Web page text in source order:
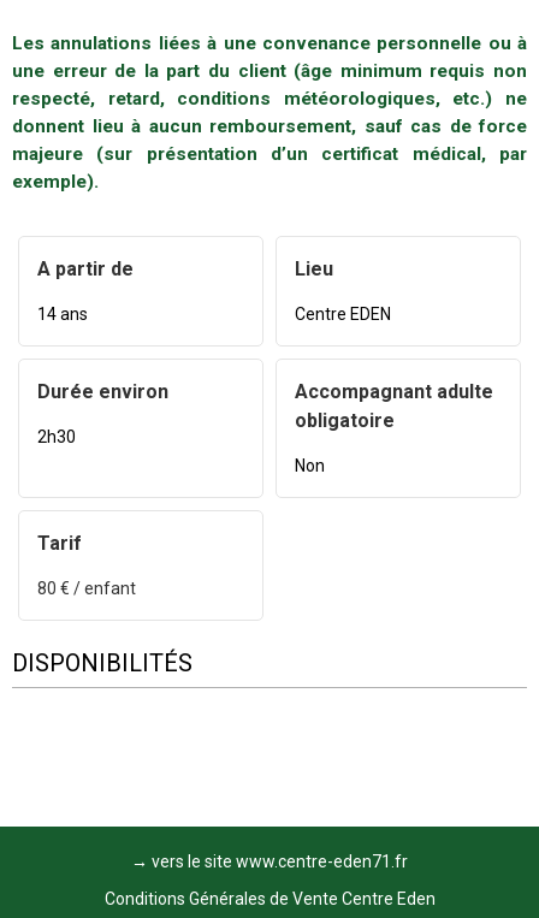
Les annulations liées à une convenance personnelle ou à
une erreur de la part du client (âge minimum requis non
respecté, retard, conditions météorologiques, etc.) ne
donnent lieu à aucun remboursement, sauf cas de force
majeure (sur présentation d’un certificat médical, par
exemple).
A partir de
14 ans
Lieu
Centre EDEN
Durée environ
2h30
Accompagnant adulte
obligatoire
Non
Tarif
80 € / enfant
DISPONIBILITÉS
→ vers le site www.centre-eden71.fr
Conditions Générales de Vente Centre Eden